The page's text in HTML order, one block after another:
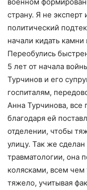
страну. Я не эксперт
политический
начали кидать камни
Переобулись
5 лет от начала
Турчинов и его
госпиталям,
Анна Турчинова,
благодаря ей
отделении, чтобы
улицу. Так же
травматологии, она
колясками, всем
тяжело, учитывая